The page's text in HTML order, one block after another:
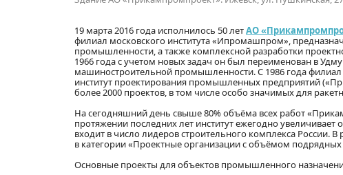
19 марта 2016 года исполнилось 50 летАО
филиал московского института «Ипромашпром»,
промышленности, а также комплексной разработки
1966 года с учетом новых задач он был переименован в
машиностроительной промышленности. С 1986 года
институт проектирования промышленных предприятий
более 2000 проектов, в том числе особо значимых для
На сегодняшний день свыше 80% объёма всех работ
протяжении последних лет институт ежегодно
входит в число лидеров строительного комплекса России.
в категории «Проектные организации с объёмом
Основные проекты для объектов промышленного